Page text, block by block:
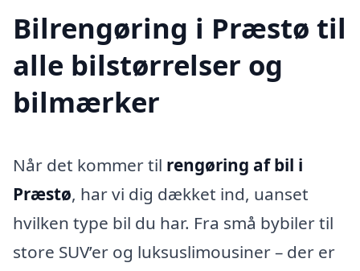
Bilrengøring i Præstø til
alle bilstørrelser og
bilmærker
Når det kommer til rengøring af bil i
Præstø, har vi dig dækket ind, uanset
hvilken type bil du har. Fra små bybiler til
store SUV’er og luksuslimousiner – der er